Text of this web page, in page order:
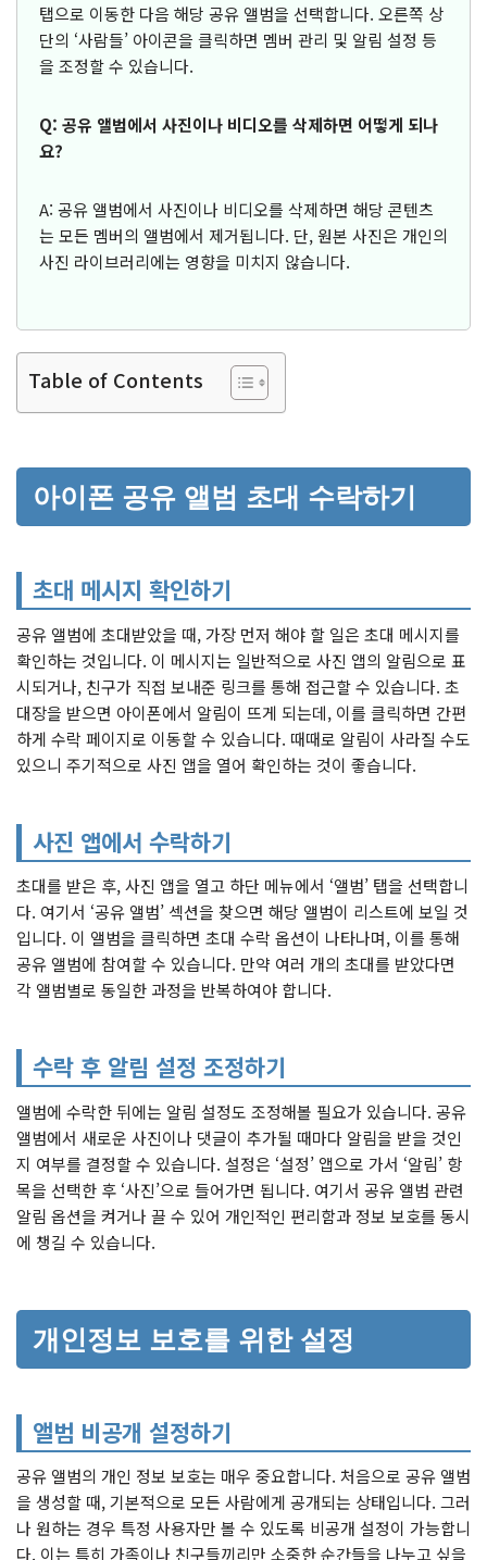
탭으로 이동한 다음 해당 공유 앨범을 선택합니다. 오른쪽 상
단의 ‘사람들’ 아이콘을 클릭하면 멤버 관리 및 알림 설정 등
을 조정할 수 있습니다.
Q: 공유 앨범에서 사진이나 비디오를 삭제하면 어떻게 되나
요?
A: 공유 앨범에서 사진이나 비디오를 삭제하면 해당 콘텐츠
는 모든 멤버의 앨범에서 제거됩니다. 단, 원본 사진은 개인의
사진 라이브러리에는 영향을 미치지 않습니다.
Table of Contents
아이폰 공유 앨범 초대 수락하기
초대 메시지 확인하기
공유 앨범에 초대받았을 때, 가장 먼저 해야 할 일은 초대 메시지를
확인하는 것입니다. 이 메시지는 일반적으로 사진 앱의 알림으로 표
시되거나, 친구가 직접 보내준 링크를 통해 접근할 수 있습니다. 초
대장을 받으면 아이폰에서 알림이 뜨게 되는데, 이를 클릭하면 간편
하게 수락 페이지로 이동할 수 있습니다. 때때로 알림이 사라질 수도
있으니 주기적으로 사진 앱을 열어 확인하는 것이 좋습니다.
사진 앱에서 수락하기
초대를 받은 후, 사진 앱을 열고 하단 메뉴에서 ‘앨범’ 탭을 선택합니
다. 여기서 ‘공유 앨범’ 섹션을 찾으면 해당 앨범이 리스트에 보일 것
입니다. 이 앨범을 클릭하면 초대 수락 옵션이 나타나며, 이를 통해
공유 앨범에 참여할 수 있습니다. 만약 여러 개의 초대를 받았다면
각 앨범별로 동일한 과정을 반복하여야 합니다.
수락 후 알림 설정 조정하기
앨범에 수락한 뒤에는 알림 설정도 조정해볼 필요가 있습니다. 공유
앨범에서 새로운 사진이나 댓글이 추가될 때마다 알림을 받을 것인
지 여부를 결정할 수 있습니다. 설정은 ‘설정’ 앱으로 가서 ‘알림’ 항
목을 선택한 후 ‘사진’으로 들어가면 됩니다. 여기서 공유 앨범 관련
알림 옵션을 켜거나 끌 수 있어 개인적인 편리함과 정보 보호를 동시
에 챙길 수 있습니다.
개인정보 보호를 위한 설정
앨범 비공개 설정하기
공유 앨범의 개인 정보 보호는 매우 중요합니다. 처음으로 공유 앨범
을 생성할 때, 기본적으로 모든 사람에게 공개되는 상태입니다. 그러
나 원하는 경우 특정 사용자만 볼 수 있도록 비공개 설정이 가능합니
다. 이는 특히 가족이나 친구들끼리만 소중한 순간들을 나누고 싶을